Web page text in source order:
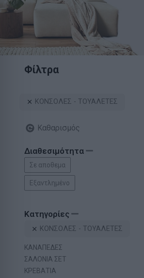
Φίλτρα
ΚΟΝΣΟΛΕΣ - ΤΟΥΑΛΕΤΕΣ
Καθαρισμός
Διαθεσιμότητα
Σε αποθεμα
Εξαντλημένο
Κατηγορίες
ΚΟΝΣΟΛΕΣ - ΤΟΥΑΛΕΤΕΣ
ΚΑΝΑΠΕΔΕΣ
ΣΑΛΟΝΙΑ ΣΕΤ
ΚΡΕΒΑΤΙΑ